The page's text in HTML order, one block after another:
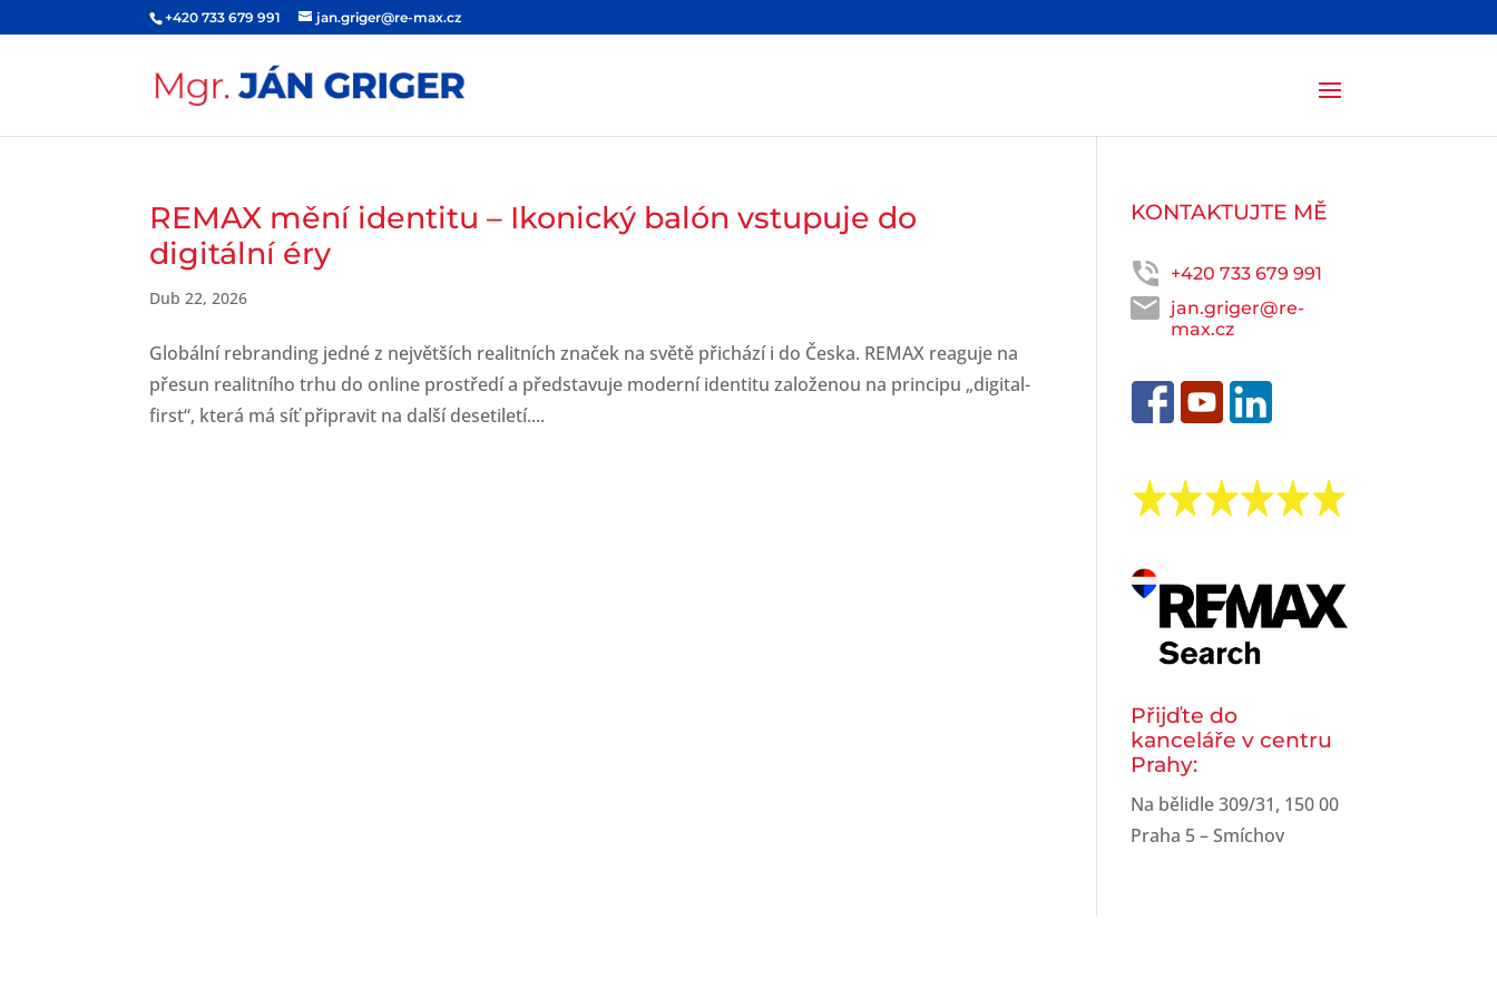
+420 733 679 991 jan.griger@re-max.cz
REMAX mění identitu – Ikonický balón vstupuje do
digitální éry
Dub 22, 2026
Globální rebranding jedné z největších realitních značek na světě přichází i do Česka. REMAX reaguje na
přesun realitního trhu do online prostředí a představuje moderní identitu založenou na principu „digital-
first“, která má síť připravit na další desetiletí....
KONTAKTUJTE MĚ
+420 733 679 991
jan.griger@re-
max.cz
Přijďte do
kanceláře v centru
Prahy:
Na bělidle 309/31, 150 00
Praha 5 – Smíchov